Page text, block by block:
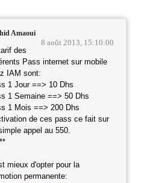
Amaoui
8 août 2013, 15:10:00
des
Pass internet sur mobile
IAM sont:
1 Jour ==> 10 Dhs
1 Semaine ==> 50 Dhs
1 Mois ==> 200 Dhs
de ces pass ce fait sur
appel au 550.
mieux d'opter pour la
permanente: